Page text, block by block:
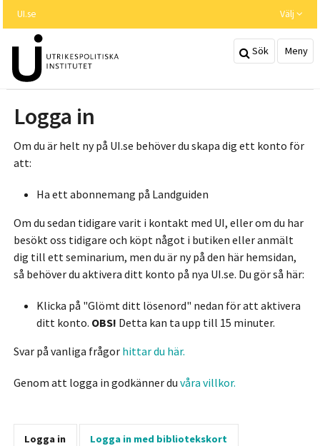
huvudinnehållet
UI.se Välj
Sök Meny
Logga in
Om du är helt ny på UI.se behöver du skapa dig ett konto för
att:
Ha ett abonnemang på Landguiden
Om du sedan tidigare varit i kontakt med UI, eller om du har
besökt oss tidigare och köpt något i butiken eller anmält
dig till ett seminarium, men du är ny på den här hemsidan,
så behöver du aktivera ditt konto på nya UI.se. Du gör så här:
Klicka på "Glömt ditt lösenord" nedan för att aktivera
ditt konto. OBS! Detta kan ta upp till 15 minuter.
Svar på vanliga frågor hittar du här.
Genom att logga in godkänner du våra villkor.
Logga in Logga in med bibliotekskort